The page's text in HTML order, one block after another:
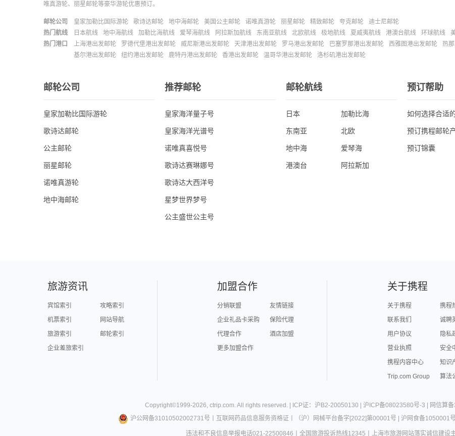
唯真游轮、丽星邮轮等豪华游轮优惠预订。
邮轮公司 皇家加勒比国际游轮 歌诗达邮轮 地中海邮轮 美国公主邮轮 诺唯真游轮 丽星邮轮 精致邮轮 夸克邮轮
迪士尼邮轮
热门航线
日本航线 地中海航线 加勒比海航线 爱琴海航线 阿拉斯加航线 东南亚航线 北欧航线 极地航线 夏威夷航线 港澳台航线 环球航线
热门港口
上海港出发邮轮 罗德代堡港出发邮轮 威尼斯港出发邮轮 天津港出发邮轮 罗马港出发邮轮 巴塞罗那港出发邮轮 西雅图港出发邮轮 热
基尔港出发邮轮
纽约港出发邮轮 鹿特丹港出发邮轮 香港出发邮轮 温哥华港出发邮轮 洛杉矶港出发邮轮
邮轮公司
皇家加勒比国际游轮
歌诗达邮轮
公主邮轮
丽星邮轮
诺唯真游轮
地中海邮轮
推荐邮轮
皇家海洋量子号
皇家海洋光谱号
诺唯真喜悦号
歌诗达赛琳娜号
歌诗达大西洋号
星梦世界梦号
公主盛世公主号
邮轮航线
日本 加勒比海
东南亚 北欧
地中海 爱琴海
港澳台 阿拉斯加
预订帮助
如何选择合适
预订携程邮轮
预订锦囊
旅游资讯
宾馆索引
攻略索引
机票索引
网站导航
旅游索引
邮轮索引
企业差旅索引
加盟合作
分销联盟
友情链接
企业礼品卡采购
保险代理
代理合作
酒店加盟
更多加盟合作
关于携程
关于携程
携程
联系我们
诚聘
用户协议
隐私
营业执照
安全
携程内容中心
知识
Trip.com Group
算法
Copyright©1999-2026, ctrip.com. All rights reserved. | ICP证：沪B2-20050130 沪ICP备08023580号-3
网信算
沪公网备31010502002731号
互联网药品信息服务资格证 （沪）网械平台备字[2022]第00001号 沪网食备1050001号
违法和不良信息举报电话021-22500846 全国旅游投诉热线12345 上海市旅游网站落实诚信建设